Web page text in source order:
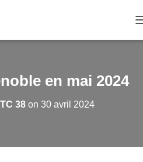
en mai 2024
38on 30 avril 2024